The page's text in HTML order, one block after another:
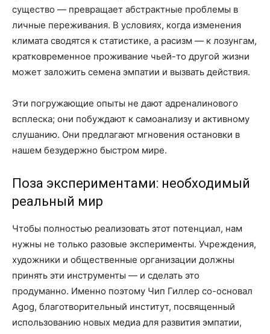
существо — превращает абстрактные проблемы в
личные переживания. В условиях, когда изменения
климата сводятся к статистике, а расизм — к лозунгам,
кратковременное проживание чьей-то другой жизни
может заложить семена эмпатии и вызвать действия.
Эти погружающие опыты не дают адреналинового
всплеска; они побуждают к самоанализу и активному
слушанию. Они предлагают мгновения остановки в
нашем безудержно быстром мире.
Поза экспериментами: необходимый
реальный мир
Чтобы полностью реализовать этот потенциал, нам
нужны не только разовые эксперименты. Учреждения,
художники и общественные организации должны
принять эти инструменты — и сделать это
продуманно. Именно поэтому Чип Гиллер со-основал
Agog, благотворительный институт, посвященный
использованию новых медиа для развития эмпатии,